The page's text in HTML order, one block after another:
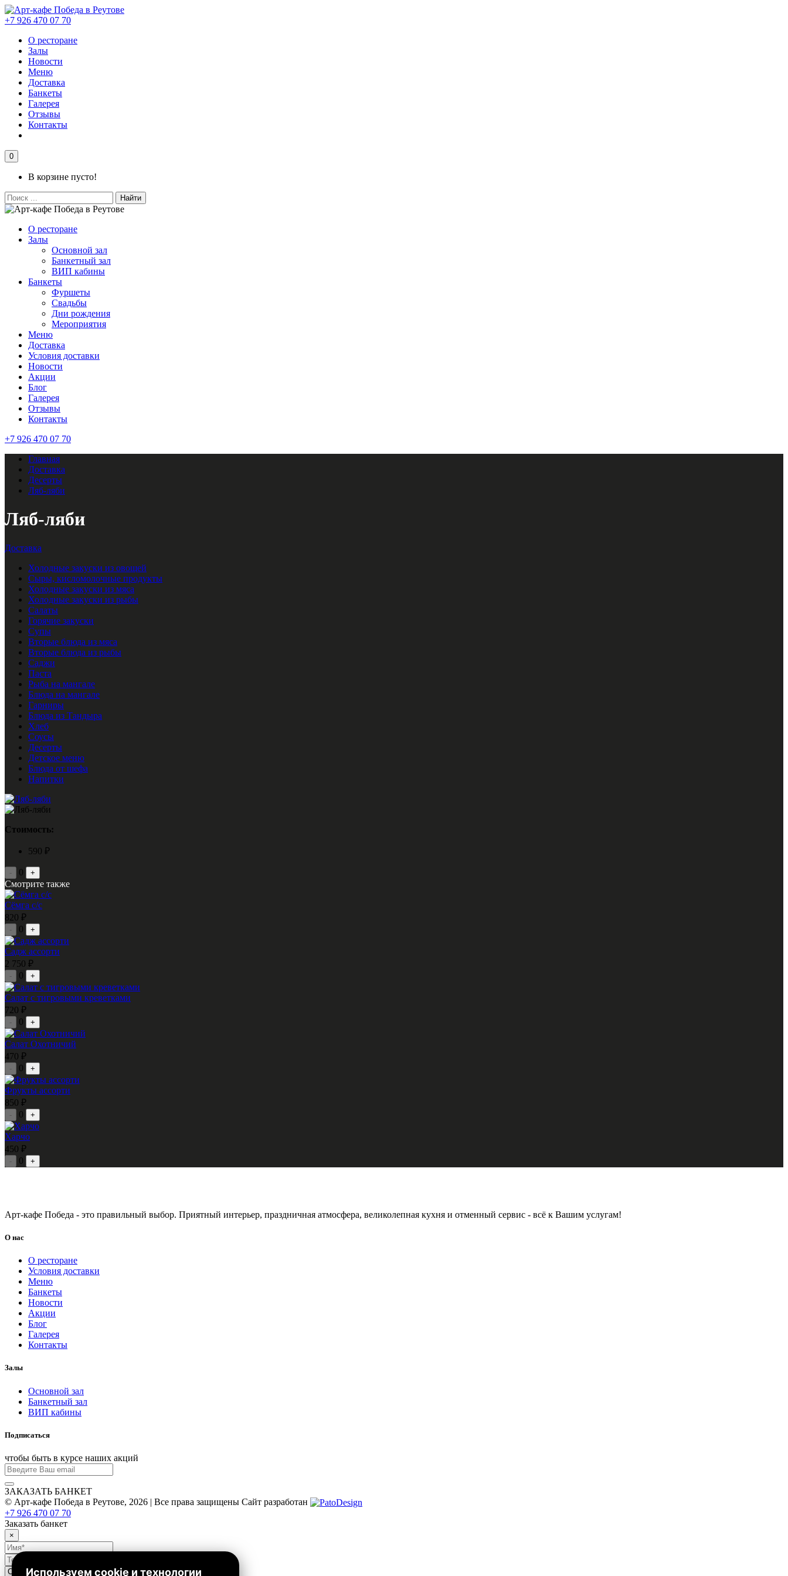
+7 926 470 07 70
О ресторане
Залы
Новости
Меню
Доставка
Банкеты
Галерея
Отзывы
Контакты
0
В корзине пусто!
Найти
О ресторане
Залы
Основной зал
Банкетный зал
ВИП кабины
Банкеты
Фуршеты
Свадьбы
Дни рождения
Мероприятия
Меню
Доставка
Условия доставки
Новости
Акции
Блог
Галерея
Отзывы
Контакты
+7 926 470 07 70
Главная
Доставка
Десерты
Ляб-ляби
Ляб-ляби
Доставка
Холодные закуски из овощей
Сыры, кисломолочные продукты
Холодные закуски из мяса
Холодные закуски из рыбы
Салаты
Горячие закуски
Супы
Вторые блюда из мяса
Вторые блюда из рыбы
Саджи
Паста
Рыба на мангале
Блюда на мангале
Гарниры
Блюда из Тандыра
Хлеб
Соусы
Десерты
Детское меню
Блюда от шефа
Напитки
Стоимость:
590 ₽
- 0 +
Смотрите также
Сёмга с/с
820 ₽
- 0 +
Садж ассорти
2 750 ₽
- 0 +
Салат с тигровыми креветками
720 ₽
- 0 +
Салат Охотничий
470 ₽
- 0 +
Фрукты ассорти
850 ₽
- 0 +
Харчо
450 ₽
- 0 +
Арт-кафе Победа - это правильный выбор. Приятный интерьер, праздничная атмосфера, великолепная кухня и отменный сервис - всё к Вашим услугам!
О нас
О ресторане
Условия доставки
Меню
Банкеты
Новости
Акции
Блог
Галерея
Контакты
Залы
Основной зал
Банкетный зал
ВИП кабины
Подписаться
чтобы быть в курсе наших акций
ЗАКАЗАТЬ БАНКЕТ
© Арт-кафе Победа в Реутове, 2026 | Все права защищены Сайт разработан
+7 926 470 07 70
Заказать банкет
×
Используем cookie и технологии